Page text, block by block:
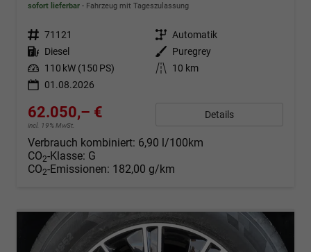
sofort lieferbar Fahrzeug mit Tageszulassung
Fahrzeugnr. 71121 Getriebe Automatik
Kraftstoff Diesel Außenfarbe
Puregrey
Leistung 110 kW (150 PS) Kilometerstand
10 km
01.08.2026
62.050,– €
incl. 19% MwSt.
Details
Verbrauch kombiniert: 6,90 l/100km
CO2-Klasse: G
CO2-Emissionen: 182,00 g/km